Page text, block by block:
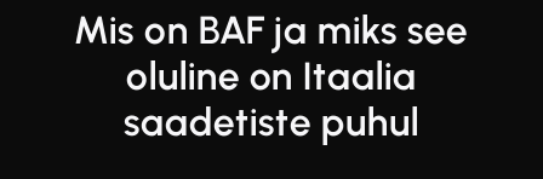
Mis on BAF ja miks see
oluline on Itaalia
saadetiste puhul